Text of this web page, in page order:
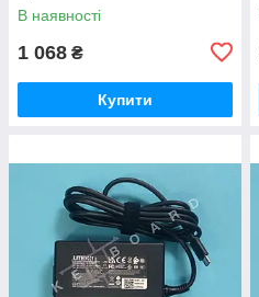
В наявності
1 068 ₴
Купити